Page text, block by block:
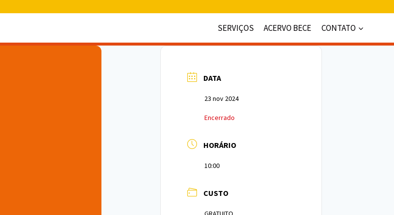
SERVIÇOS
ACERVO BECE CONTATO
DATA
23 nov 2024
Encerrado
HORÁRIO
10:00
CUSTO